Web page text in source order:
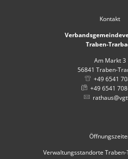
Kontakt
Traben-
Am Markt 3
56841 Traben-
+49 6541
+49 6541
Verwaltungsstandorte